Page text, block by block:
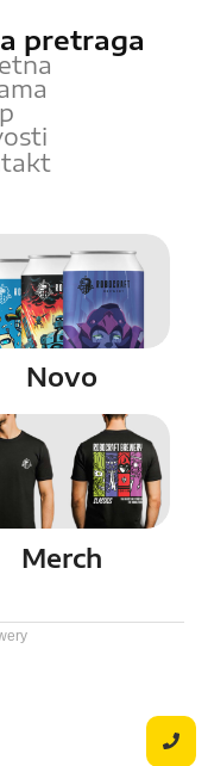
pretraga
Novo
Merch